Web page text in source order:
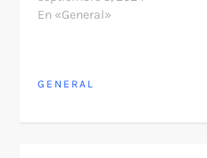
En «General»
GENERAL